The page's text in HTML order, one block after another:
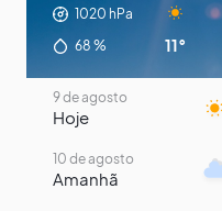
1020 hPa
68 % 11°
9 de agosto
Hoje
10 de agosto
Amanhã